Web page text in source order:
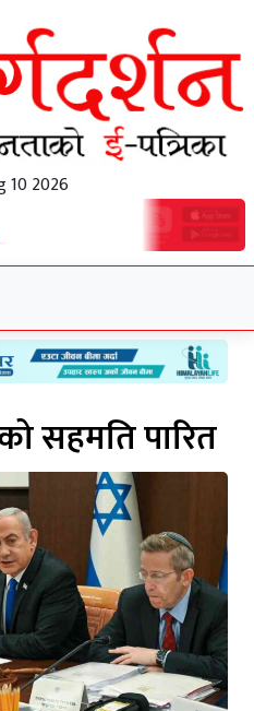
10 2026
सहमति पारित